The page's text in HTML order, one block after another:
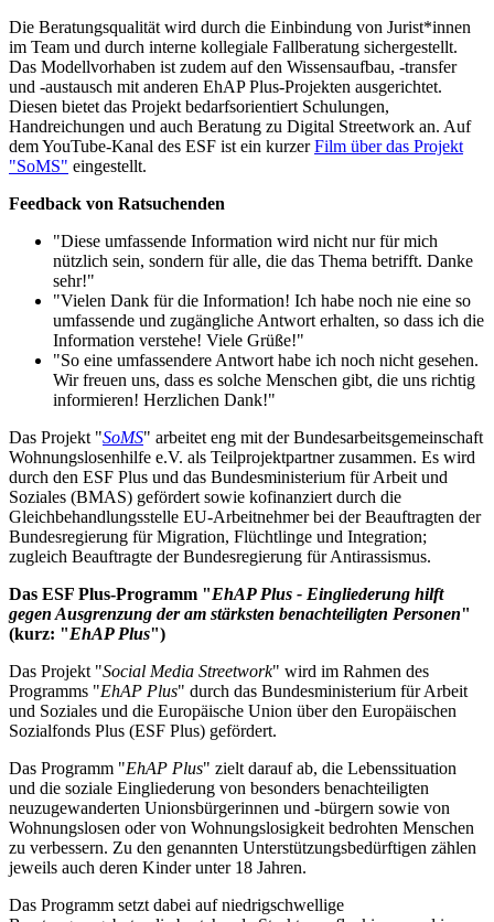
Die Beratungsqualität wird durch die Einbindung von Jurist*innen
im Team und durch interne kollegiale Fallberatung sichergestellt.
Das Modellvorhaben ist zudem auf den Wissensaufbau, -transfer
und -austausch mit anderen EhAP Plus-Projekten ausgerichtet.
Diesen bietet das Projekt bedarfsorientiert Schulungen,
Handreichungen und auch Beratung zu Digital Streetwork an. Auf
dem YouTube-Kanal des ESF ist ein kurzerFilm über das Projekt
"SoMS" eingestellt.
Feedback von Ratsuchenden
"Diese umfassende Information wird nicht nur für mich
nützlich sein, sondern für alle, die das Thema betrifft. Danke
sehr!"
"Vielen Dank für die Information! Ich habe noch nie eine so
umfassende und zugängliche Antwort erhalten, so dass ich die
Information verstehe! Viele Grüße!"
"So eine umfassendere Antwort habe ich noch nicht gesehen.
Wir freuen uns, dass es solche Menschen gibt, die uns richtig
informieren! Herzlichen Dank!"
Das Projekt "SoMS" arbeitet eng mit der Bundesarbeitsgemeinschaft
Wohnungslosenhilfe e.V. als Teilprojektpartner zusammen. Es wird
durch den ESF Plus und das Bundesministerium für Arbeit und
Soziales (BMAS) gefördert sowie kofinanziert durch die
Gleichbehandlungsstelle EU-Arbeitnehmer bei der Beauftragten der
Bundesregierung für Migration, Flüchtlinge und Integration;
zugleich Beauftragte der Bundesregierung für Antirassismus.
Das ESF Plus-Programm "EhAP Plus - Eingliederung hilft
gegen Ausgrenzung der am stärksten benachteiligten Personen"
(kurz: "EhAP Plus")
Das Projekt "Social Media Streetwork" wird im Rahmen des
Programms "EhAP Plus" durch das Bundesministerium für Arbeit
und Soziales und die Europäische Union über den Europäischen
Sozialfonds Plus (ESF Plus) gefördert.
Das Programm "EhAP Plus" zielt darauf ab, die Lebenssituation
und die soziale Eingliederung von besonders benachteiligten
neuzugewanderten Unionsbürgerinnen und -bürgern sowie von
Wohnungslosen oder von Wohnungslosigkeit bedrohten Menschen
zu verbessern. Zu den genannten Unterstützungsbedürftigen zählen
jeweils auch deren Kinder unter 18 Jahren.
Das Programm setzt dabei auf niedrigschwellige